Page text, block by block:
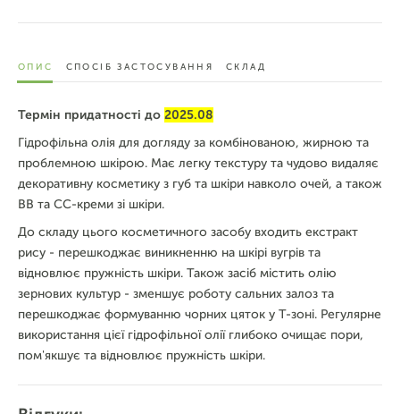
ОПИС СПОСІБ ЗАСТОСУВАННЯ СКЛАД
Термін придатності до 2025.08
Гідрофільна олія для догляду за комбінованою, жирною та
проблемною шкірою. Має легку текстуру та чудово видаляє
декоративну косметику з губ та шкіри навколо очей, а також
BB та CC-креми зі шкіри.
До складу цього косметичного засобу входить екстракт
рису - перешкоджає виникненню на шкірі вугрів та
відновлює пружність шкіри. Також засіб містить олію
зернових культур - зменшує роботу сальних залоз та
перешкоджає формуванню чорних цяток у Т-зоні. Регулярне
використання цієї гідрофільної олії глибоко очищає пори,
пом'якшує та відновлює пружність шкіри.